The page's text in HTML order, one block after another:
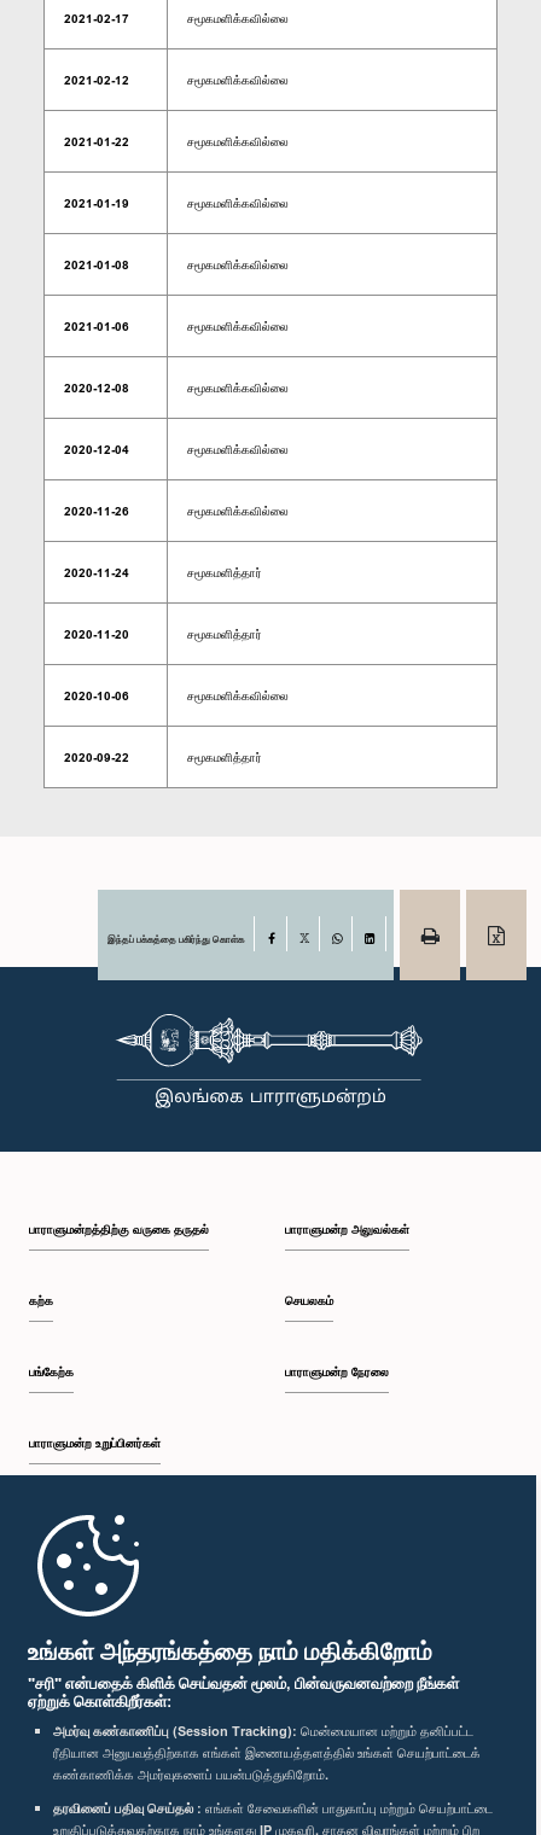
உங்கள் அந்தரங்கத்தை நாம் மதிக்கிறோம்
"சரி" என்பதைக் கிளிக் செய்வதன் மூலம், பின்வருவனவற்றை நீங்கள்
ஏற்றுக் கொள்கிறீர்கள்:
அமர்வு கண்காணிப்பு (Session Tracking): மென்மையான மற்றும் தனிப்பட்ட
ரீதியான அனுபவத்திற்காக எங்கள் இணையத்தளத்தில் உங்கள் செயற்பாட்டைக்
கண்காணிக்க அமர்வுகளைப் பயன்படுத்துகிறோம்.
தரவினைப் பதிவு செய்தல் : எங்கள் சேவைகளின் பாதுகாப்பு மற்றும் செயற்பாட்டை
உறுதிப்படுத்துவதற்காக நாம் உங்களது IP முகவரி, சாதன விவரங்கள் மற்றும் பிற
2021-02-17 சமூகமளிக்கவில்லை
2021-02-12 சமூகமளிக்கவில்லை
2021-01-22 சமூகமளிக்கவில்லை
2021-01-19 சமூகமளிக்கவில்லை
2021-01-08 சமூகமளிக்கவில்லை
2021-01-06 சமூகமளிக்கவில்லை
2020-12-08 சமூகமளிக்கவில்லை
2020-12-04 சமூகமளிக்கவில்லை
2020-11-26 சமூகமளிக்கவில்லை
2020-11-24 சமூகமளித்தார்
2020-11-20 சமூகமளித்தார்
2020-10-06 சமூகமளிக்கவில்லை
2020-09-22 சமூகமளித்தார்
இந்தப் பக்கத்தை பகிர்ந்து கொள்க Facebook
பாராளுமன்றத்திற்கு வருகை தருதல்
கற்க
பங்கேற்க
பாராளுமன்ற உறுப்பினர்கள்
முதற்பக்கம்
பாராளுமன்ற அலுவல்கள்
செயலகம்
பாராளுமன்ற நேரலை
பாராளுமன்ற கையடக்க செயலி
எம்மை பின்தொடர்க :
விருதுகள்